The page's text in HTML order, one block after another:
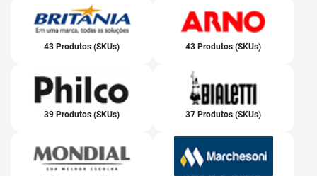
43 Produtos (SKUs) 43 Produtos (SKUs)
39 Produtos (SKUs) 37 Produtos (SKUs)